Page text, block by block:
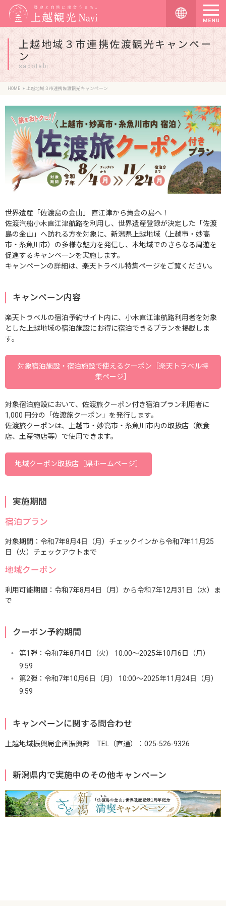
上越地域３市連携佐渡観光キャンペー
ン
sadotabi
HOME 上越地域３市連携佐渡観光キャンペーン
世界遺産「佐渡島の金山」 直江津から黄金の島へ！
佐渡汽船小木直江津航路を利用し、世界遺産登録が決定した「佐渡
島の金山」へ訪れる方を対象に、新潟県上越地域（上越市・妙高
市・糸魚川市）の多様な魅力を発信し、本地域でのさらなる周遊を
促進するキャンペーンを実施します。
キャンペーンの詳細は、楽天トラベル特集ページをご覧ください。
キャンペーン内容
楽天トラベルの宿泊予約サイト内に、小木直江津航路利用者を対象
とした上越地域の宿泊施設にお得に宿泊できるプランを掲載しま
す。
対象宿泊施設・宿泊施設で使えるクーポン［楽天トラベル特
集ページ］
対象宿泊施設において、佐渡旅クーポン付き宿泊プラン利用者に
1,000 円分の「佐渡旅クーポン」を発行します。
佐渡旅クーポンは、上越市・妙高市・糸魚川市内の取扱店（飲食
店、土産物店等）で使用できます。
地域クーポン取扱店［県ホームページ］
実施期間
宿泊プラン
対象期間：令和7年8月4日（月）チェックインから令和7年11月25
日（火）チェックアウトまで
地域クーポン
利用可能期間：令和7年8月4日（月）から令和7年12月31日（水）ま
で
クーポン予約期間
第1弾：令和7年8月4日（火） 10:00～2025年10月6日（月）
9:59
第2弾：令和7年10月6日（月） 10:00～2025年11月24日（月）
9:59
キャンペーンに関する問合わせ
上越地域振興局企画振興部 TEL（直通）：025-526-9326
新潟県内で実施中のその他キャンペーン